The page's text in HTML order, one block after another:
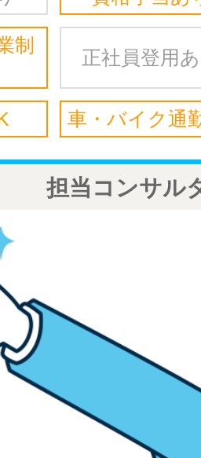
制
正社員登用
車・バイク通
担当コンサル